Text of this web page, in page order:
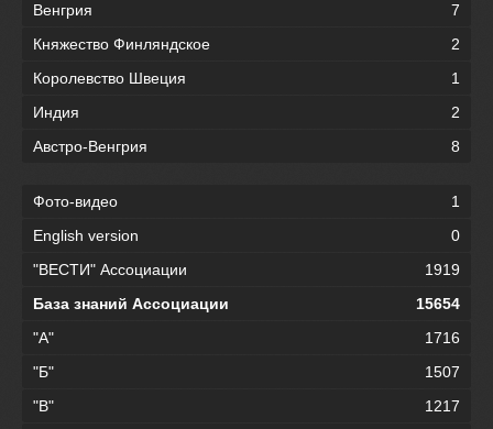
Венгрия
7
Княжество Финляндское
2
Королевство Швеция
1
Индия
2
Австро-Венгрия
8
Фото-видео
1
English version
0
"ВЕСТИ" Ассоциации
1919
База знаний Ассоциации
15654
"А"
1716
"Б"
1507
"В"
1217